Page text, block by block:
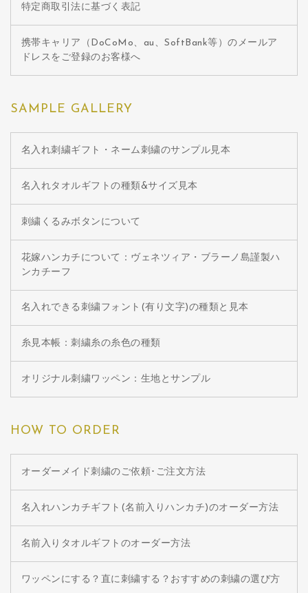
特定商取引法に基づく表記
携帯キャリア（DoCoMo、au、SoftBank等）のメールア
ドレスをご登録のお客様へ
SAMPLE GALLERY
名入れ刺繍ギフト・ネーム刺繍のサンプル見本
名入れタオルギフトの種類&サイズ見本
刺繍くるみボタンについて
花嫁ハンカチについて：ヴェネツィア・ブラーノ島謹製ハ
ンカチーフ
名入れできる刺繍フォント(有り文字)の種類と見本
糸見本帳：刺繍糸の糸色の種類
オリジナル刺繍ワッペン：生地とサンプル
HOW TO ORDER
オーダーメイド刺繍のご依頼･ご注文方法
名入れハンカチギフト(名前入りハンカチ)のオーダー方法
名前入りタオルギフトのオーダー方法
ワッペンにする？直に刺繍する？おすすめの刺繍の選び方